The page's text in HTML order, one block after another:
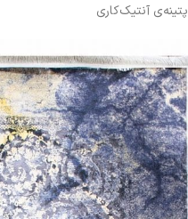
پتینه‌ی آنتیک‌کاری